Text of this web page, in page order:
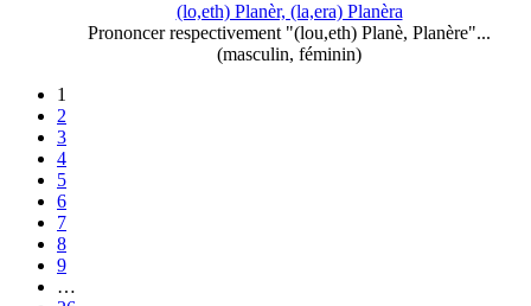
(lo,eth) Planèr, (la,era) Planèra
Prononcer respectivement "(lou,eth) Planè, Planère"...
(masculin, féminin)
1
2
3
4
5
6
7
8
9
…